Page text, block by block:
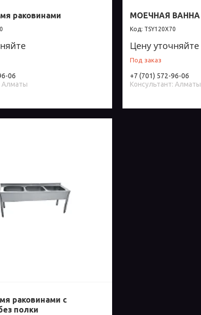
раковинами
06
Алматы
МОЕЧНАЯ ВАННА
TSY120X70
Цену уточняйте
Под заказ
+7 (701) 572-96-06
Консультант: Алматы
раковинами с
полки